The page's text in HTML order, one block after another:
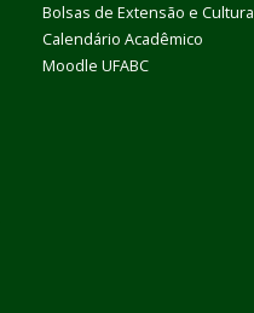
Bolsas de Extensão e Cultura
Calendário Acadêmico
Moodle UFABC